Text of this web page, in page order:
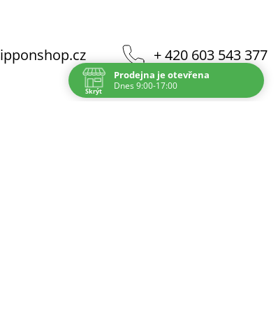
ipponshop.cz + 420 603 543 377
Prodejna je otevřena
Dnes 9:00-17:00
Skrýt